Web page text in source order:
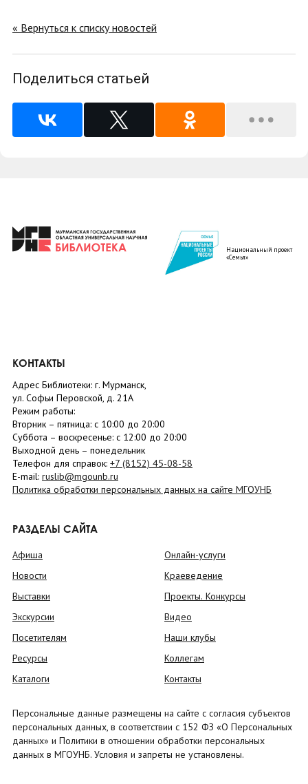
« Вернуться к списку новостей
Поделиться статьей
Национальный проект
«Семья»
КОНТАКТЫ
Адрес Библиотеки: г. Мурманск,
ул. Софьи Перовской, д. 21А
Режим работы:
Вторник – пятница: с 10:00 до 20:00
Суббота – воскресенье: c 12:00 до 20:00
Выходной день – понедельник
Телефон для справок: +7 (8152) 45-08-58
E-mail: ruslib@mgounb.ru
Политика обработки персональных данных на сайте МГОУНБ
РАЗДЕЛЫ САЙТА
Афиша
Новости
Выставки
Экскурсии
Посетителям
Ресурсы
Каталоги
Онлайн-услуги
Краеведение
Проекты. Конкурсы
Видео
Наши клубы
Коллегам
Контакты
Персональные данные размещены на сайте с согласия субъектов
персональных данных, в соответствии с 152 ФЗ «О Персональных
данных» и Политики в отношении обработки персональных
данных в МГОУНБ. Условия и запреты не установлены.